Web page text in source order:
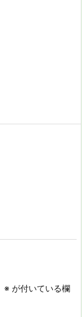
※ が付いている欄